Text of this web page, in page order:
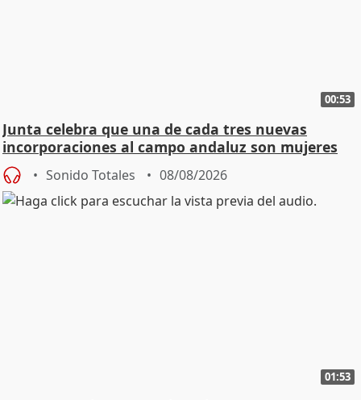
00:53
Junta celebra que una de cada tres nuevas
incorporaciones al campo andaluz son mujeres
jóvenes
Sonido Totales 08/08/2026
01:53